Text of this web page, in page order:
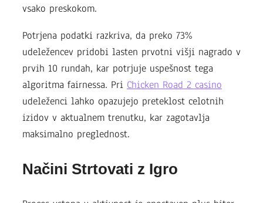
vsako preskokom.
Potrjena podatki razkriva, da preko 73%
udeležencev pridobi lasten prvotni višji nagrado v
prvih 10 rundah, kar potrjuje uspešnost tega
algoritma fairnessa. Pri Chicken Road 2 casino
udeleženci lahko opazujejo preteklost celotnih
izidov v aktualnem trenutku, kar zagotavlja
maksimalno preglednost.
Načini Strtovati z Igro